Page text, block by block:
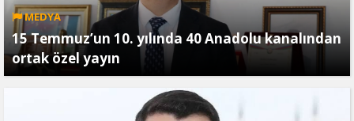
MEDYA
15 Temmuz’un 10. yılında 40 Anadolu kanalından
ortak özel yayın